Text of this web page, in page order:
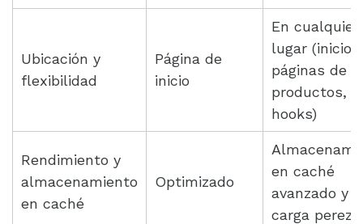
Ubicación y
flexibilidad
Página de
inicio
En cualquier
lugar (inicio,
páginas de
productos,
hooks)
Rendimiento y
almacenamiento
en caché
Optimizado
en caché
avanzado y
carga